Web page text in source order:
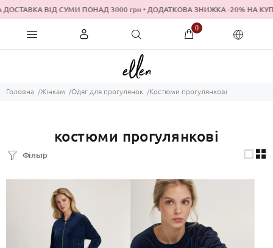
ВІД СУМИ ПОНАД 3000 грн • ДОДАТКОВА ЗНИЖКА -20%
0
Головна Жінкам Одяг для прогулянок Костюми прогулянкові
костюми прогулянкові
Фільтр